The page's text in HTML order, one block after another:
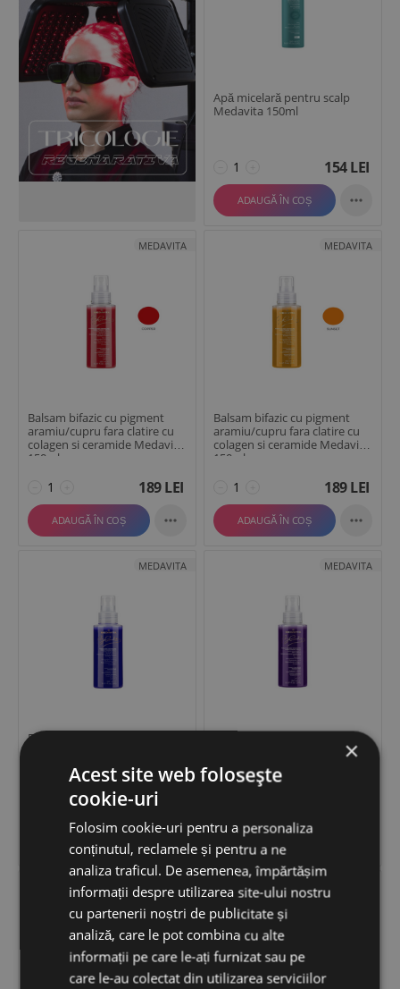
Apă micelară pentru scalp
Medavita 150ml
154LEI
ADAUGĂ ÎN COȘ 
MEDAVITA
Balsam bifazic cu pigment
aramiu/cupru fara clatire cu
colagen si ceramide Medavita
150ml
189LEI
ADAUGĂ ÎN COȘ 
MEDAVITA
Balsam bifazic cu pigment
aramiu/cupru fara clatire cu
colagen si ceramide Medavita
150ml
189LEI
ADAUGĂ ÎN COȘ 
MEDAVITA
Balsam bifazic cu pigment
colagen si ceramide Medavita
213
MEDAVITA
violet fara clatire cu colagen si
ceramide Medavita 150ml
ADAUGĂ ÎN COȘ
MEDAVITA
×
Acest site web folosește
cookie-uri
Folosim cookie-uri pentru a personaliza
conținutul, reclamele și pentru a ne
analiza traficul. De asemenea, împărtășim
informații despre utilizarea site-ului nostru
cu partenerii noștri de publicitate și
analiză, care le pot combina cu alte
informații pe care le-ați furnizat sau pe
care le-au colectat din utilizarea serviciilor